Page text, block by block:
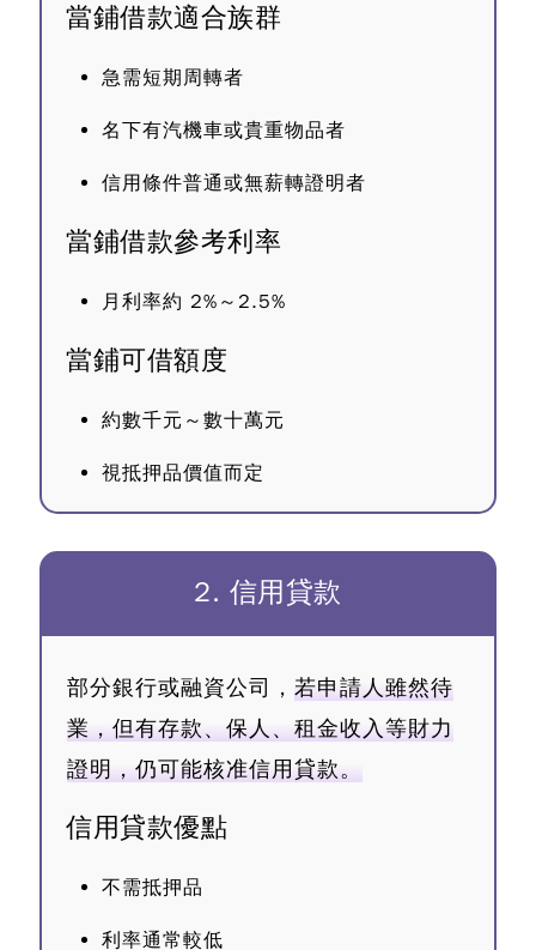
當鋪借款適合族群
急需短期周轉者
名下有汽機車或貴重物品者
信用條件普通或無薪轉證明者
當鋪借款參考利率
月利率約 2%～2.5%
當鋪可借額度
約數千元～數十萬元
視抵押品價值而定
2. 信用貸款
部分銀行或融資公司， 若申請人雖然待
業，但有存款、保人、租金收入等財力
證明，仍可能核准信用貸款。
信用貸款優點
不需抵押品
利率通常較低